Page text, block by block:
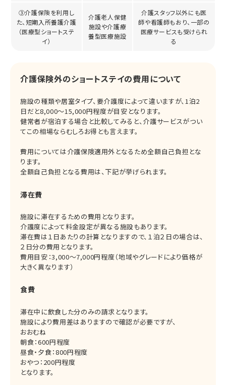
③介護保険を利用し
た、短期入所養護介護
（医療型ショートステ
イ）
介護老人保健
施設や介護療
養型医療施設
介護スタッフ以外にも医
師や看護師もおり、一部の
医療サービスも受けられ
る
介護保険外のショートステイの費用について
施設の種類や居室タイプ、要介護度によって違いますが、1泊2
日だと8,000～15,000円程度が目安となります。
健常者が宿泊する場合と比較してみると、介護サービスがつい
てこの相場ならむしろお得とも言えます。
費用については介護保険適用外となるため全額自己負担とな
ります。
全額自己負担となる費用は、下記が挙げられます。
滞在費
施設に滞在するための費用となります。
介護度によって料金設定が異なる施設もあります。
滞在費は１日あたりの計算となりますので、１泊２日の場合は、
２日分の費用となります。
費用目安：3,000～7,000円程度（地域やグレードにより価格が
大きく異なります）
食費
滞在中に飲食した分のみの請求となります。
施設により費用差はありますので確認が必要ですが、
おおむね
朝食：600円程度
昼食・夕食：800円程度
おやつ：200円程度
となります。